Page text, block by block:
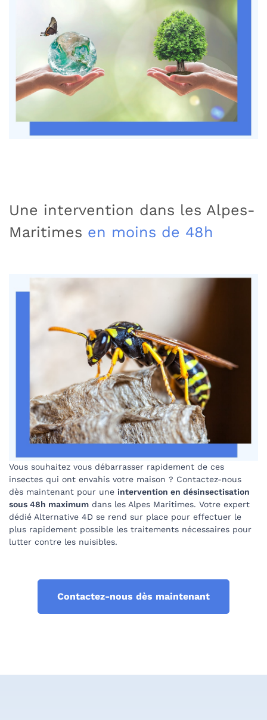
Une intervention dans les Alpes-
Maritimes en moins de 48h
Vous souhaitez vous débarrasser rapidement de ces
insectes qui ont envahis votre maison ? Contactez-nous
dès maintenant pour une intervention en désinsectisation
sous 48h maximum dans les Alpes Maritimes. Votre expert
dédié Alternative 4D se rend sur place pour effectuer le
plus rapidement possible les traitements nécessaires pour
lutter contre les nuisibles.
Contactez-nous dès maintenant